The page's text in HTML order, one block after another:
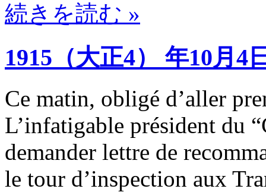
続きを読む »
1915（大正4） 年10月4
Ce matin, obligé d’aller
L’infatigable président du
demander lettre de
le tour d’inspection aux